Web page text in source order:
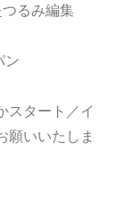
るみ編集
ン
スタート／イ
いいたしま